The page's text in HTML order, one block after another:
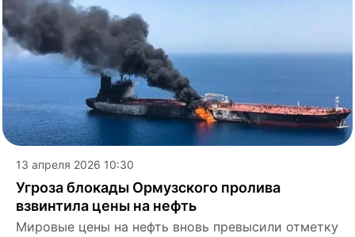
13 апреля 2026 10:30
Угроза блокады Ормузского пролива
взвинтила цены на нефть
Мировые цены на нефть вновь превысили отметку